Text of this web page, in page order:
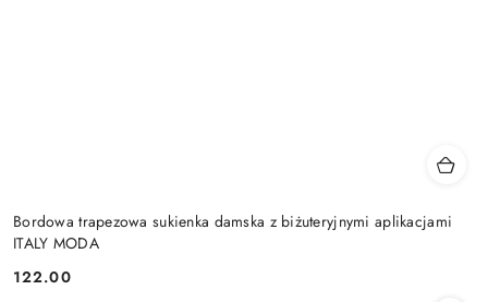
Bordowa trapezowa sukienka damska z biżuteryjnymi aplikacjami
ITALY MODA
Cena:
122.00